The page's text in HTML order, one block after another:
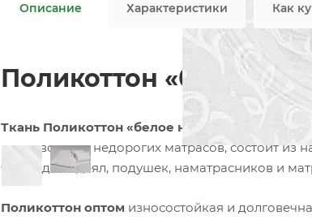
Описание Характеристики Как
Поликоттон «белое на
Ткань Поликоттон «белое на белом» –
производстве недорогих матрасов, состоит из
чехлы для одеял, подушек, наматрасников и
Поликоттон оптом износостойкая и